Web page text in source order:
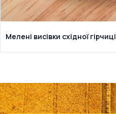
Мелені висівки східної гірчиці